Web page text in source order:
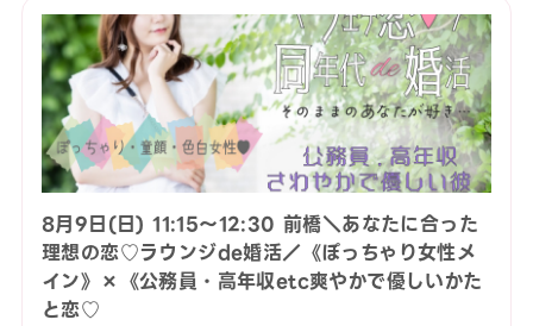
8月9日(日) 11:15〜12:30 前橋＼あなたに合った
理想の恋♡ラウンジde婚活／《ぽっちゃり女性メ
イン》×《公務員・高年収etc爽やかで優しいかた
と恋♡